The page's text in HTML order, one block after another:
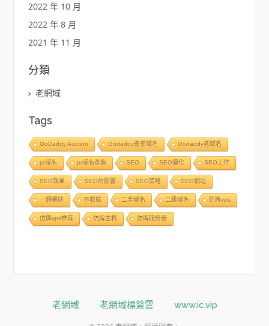
2022 年 10 月
2022 年 8 月
2021 年 11 月
分類
老網域
Tags
GoDaddy Auction Godaddy备案域名 Godaddy老域名
pr域名 pr域名查詢 SEO SEO優化 SEO工作
SEO效果 SEO的影響 SEO策略 SEO網站
一個網站 不收錄 二手域名 二級域名 仿牌vps
仿牌vps推荐 仿牌主机 仿牌服务器
老網域 老網域標簽雲 www.ic.vip